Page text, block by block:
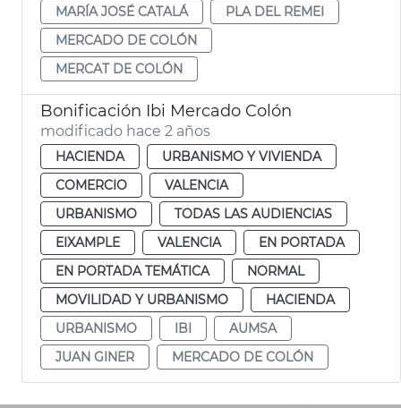
MARÍA JOSÉ CATALÁ
PLA DEL REMEI
MERCADO DE COLÓN
MERCAT DE COLÓN
Bonificación Ibi Mercado Colón
modificado hace 2 años
HACIENDA
URBANISMO Y VIVIENDA
COMERCIO
VALENCIA
URBANISMO
TODAS LAS AUDIENCIAS
EIXAMPLE
VALENCIA
EN PORTADA
EN PORTADA TEMÁTICA
NORMAL
MOVILIDAD Y URBANISMO
HACIENDA
URBANISMO
IBI
AUMSA
JUAN GINER
MERCADO DE COLÓN